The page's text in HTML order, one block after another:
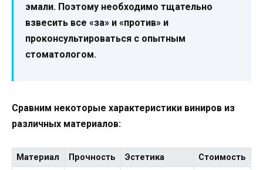
эмали. Поэтому необходимо тщательно
взвесить все «за» и «против» и
проконсультироваться с опытным
стоматологом.
Сравним некоторые характеристики виниров из
различных материалов:
Материал Прочность Эстетика Стоимость